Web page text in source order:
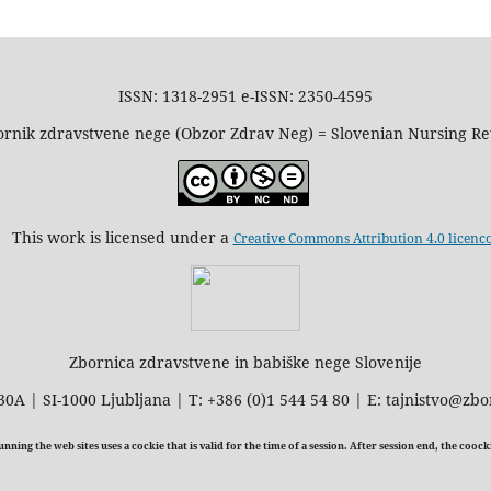
ISSN: 1318-2951 e-ISSN: 2350-4595
zdravstvene nege (Obzor Zdrav Neg) = Slovenian Nursing
This work is licensed under a Creative Commons Attribution 4.0
Zbornica zdravstvene in babiške nege Slovenije
| SI-1000 Ljubljana | T: +386 (0)1 544 54 80 | E:
the web sites uses a cockie that is valid for the time of a session. After session end, the